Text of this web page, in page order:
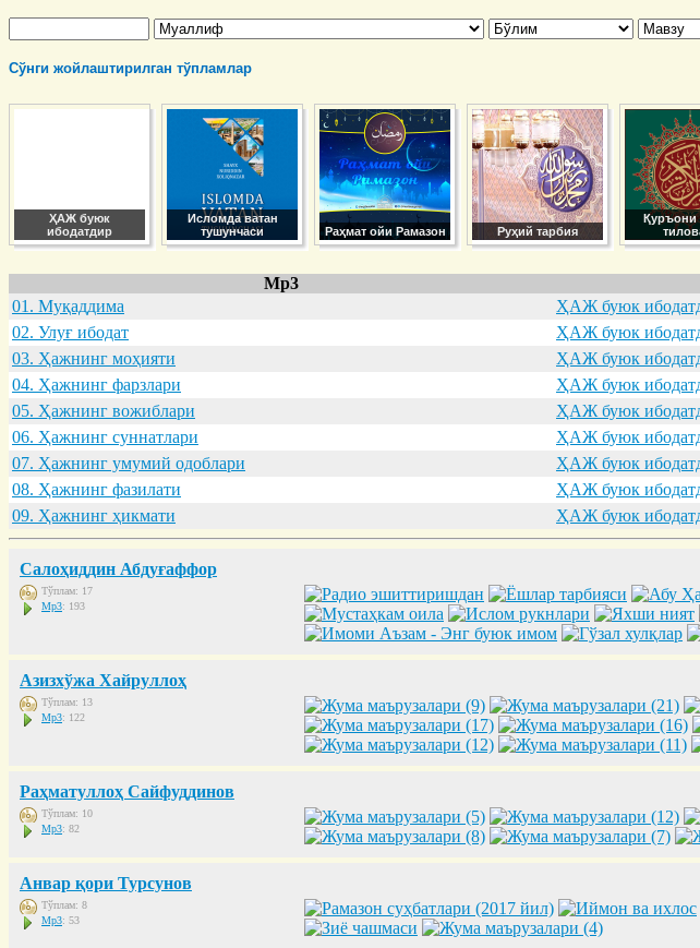
Сўнги жойлаштирилган тўпламлар
ҲАЖ буюк
ибодатдир
Исломда ватан
тушунчаси
Раҳмат ойи Рамазон Руҳий тарбия
Қуръони
Mp3
01. Муқaддимa
ҲАЖ буюк
02. Улуғ ибодaт
ҲАЖ буюк
03. Ҳaжнинг моҳияти
ҲАЖ буюк
04. Ҳaжнинг фaрзлaри
ҲАЖ буюк
05. Ҳaжнинг вожиблaри
ҲАЖ буюк
06. Ҳaжнинг суннaтлaри
ҲАЖ буюк
07. Ҳaжнинг умумий одоблaри
ҲАЖ буюк
08. Ҳaжнинг фaзилaти
ҲАЖ буюк
09. Ҳaжнинг ҳикмaти
ҲАЖ буюк
Салоҳиддин Абдуғаффор
Тўплам: 17
Mp3: 193
Азизхўжа Хайруллоҳ
Тўплам: 13
Mp3: 122
Раҳматуллоҳ Сайфуддинов
Тўплам: 10
Mp3: 82
Анвар қори Турсунов
Тўплам: 8
Mp3: 53